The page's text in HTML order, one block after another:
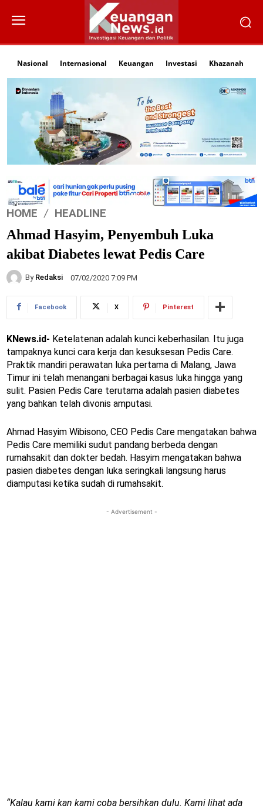
Nasional Internasional Keuangan Investasi Khazanah
HOME HEADLINE
Ahmad Hasyim, Penyembuh Luka
akibat Diabetes lewat Pedis Care
By Redaksi 07/02/2020 7:09 PM
Facebook X Pinterest
KNews.id- Ketelatenan adalah kunci keberhasilan. Itu juga
tampaknya kunci cara kerja dan kesuksesan Pedis Care.
Praktik mandiri perawatan luka pertama di Malang, Jawa
Timur ini telah menangani berbagai kasus luka hingga yang
sulit. Pasien Pedis Care terutama adalah pasien diabetes
yang bahkan telah divonis amputasi.
Ahmad Hasyim Wibisono, CEO Pedis Care mengatakan bahwa
Pedis Care memiliki sudut pandang berbeda dengan
rumahsakit dan dokter bedah. Hasyim mengatakan bahwa
pasien diabetes dengan luka seringkali langsung harus
diamputasi ketika sudah di rumahsakit.
- Advertisement -
“Kalau kami kan kami coba bersihkan dulu. Kami lihat ada